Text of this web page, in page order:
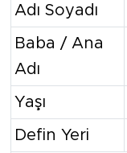
Adı Soyadı
Baba / Ana
Adı
Yaşı
Defin Yeri